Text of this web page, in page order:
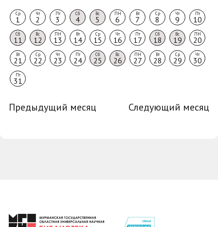
Ср
1
Чт
2
Пт
3
Сб
4
Вс
5
ПН
6
Вт
7
Ср
8
Чт
9
Пт
10
Сб
11
Вс
12
ПН
13
Вт
14
Ср
15
Чт
16
Пт
17
Сб
18
Вс
19
ПН
20
Вт
21
Ср
22
Чт
23
Пт
24
Сб
25
Вс
26
ПН
27
Вт
28
Ср
29
Чт
30
Пт
31
Предыдущий месяц Следующий месяц